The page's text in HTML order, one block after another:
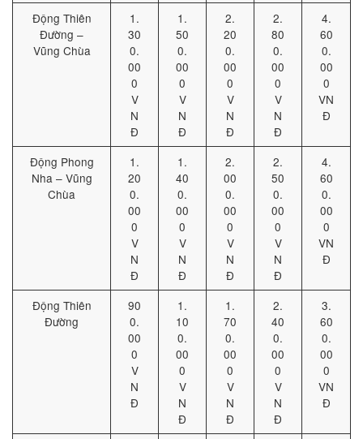
Động Thiên
Đường –
Vũng Chùa
1.
30
0.
00
0
V
N
Đ
1.
50
0.
00
0
V
N
Đ
2.
20
0.
00
0
V
N
Đ
2.
80
0.
00
0
V
N
Đ
4.
60
0.
00
0
VN
Đ
Động Phong
Nha – Vũng
Chùa
1.
20
0.
00
0
V
N
Đ
1.
40
0.
00
0
V
N
Đ
2.
00
0.
00
0
V
N
Đ
2.
50
0.
00
0
V
N
Đ
4.
60
0.
00
0
VN
Đ
Động Thiên
Đường
90
0.
00
0
V
N
Đ
1.
10
0.
00
0
V
N
Đ
1.
70
0.
00
0
V
N
Đ
2.
40
0.
00
0
V
N
Đ
3.
60
0.
00
0
VN
Đ